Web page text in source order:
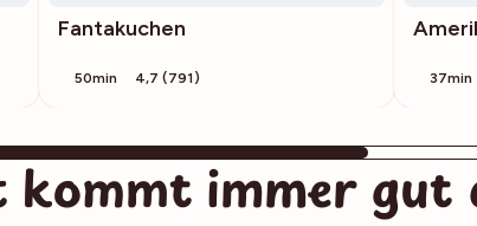
Fantakuchen
50min 4,7 (791) 37min
kommt immer gut